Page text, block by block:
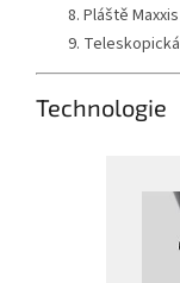
Pláště
Technologie